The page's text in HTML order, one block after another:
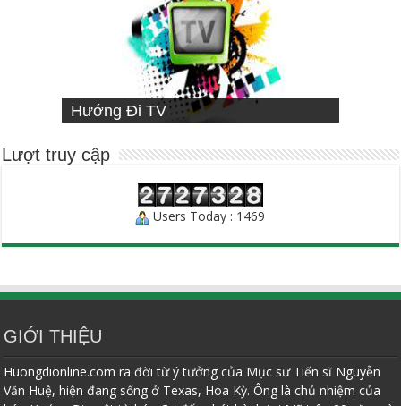
Hướng Đi TV
Sống Đạo
VIETNAMESE MISSIONARY
INSTITUTE
Người Chăn Bầy
Lượt truy cập
Users Today : 1469
GIỚI THIỆU
Huongdionline.com ra đời từ ý tưởng của Mục sư Tiến sĩ Nguyễn
Văn Huệ, hiện đang sống ở Texas, Hoa Kỳ. Ông là chủ nhiệm của